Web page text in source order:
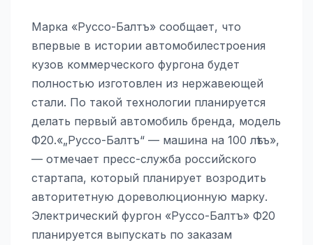
Марка «Руссо-Балтъ» сообщает, что
впервые в истории автомобилестроения
кузов коммерческого фургона будет
полностью изготовлен из нержавеющей
стали. По такой технологии планируется
делать первый автомобиль бренда, модель
Ф20.«„Руссо-Балтъ“ — машина на 100 лѣтъ»,
— отмечает пресс-служба российского
стартапа, который планирует возродить
авторитетную дореволюционную марку.
Электрический фургон «Руссо-Балтъ» Ф20
планируется выпускать по заказам